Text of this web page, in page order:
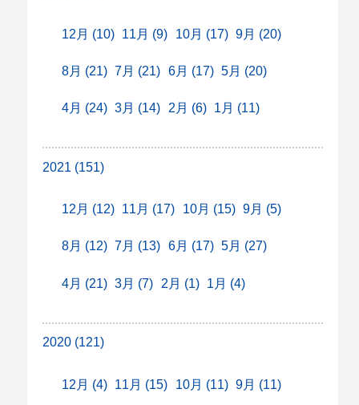
12月 (10) 11月 (9) 10月 (17) 9月 (20)
8月 (21) 7月 (21) 6月 (17) 5月 (20)
4月 (24) 3月 (14) 2月 (6) 1月 (11)
2021 (151)
12月 (12) 11月 (17) 10月 (15) 9月 (5)
8月 (12) 7月 (13) 6月 (17) 5月 (27)
4月 (21) 3月 (7) 2月 (1) 1月 (4)
2020 (121)
12月 (4) 11月 (15) 10月 (11) 9月 (11)